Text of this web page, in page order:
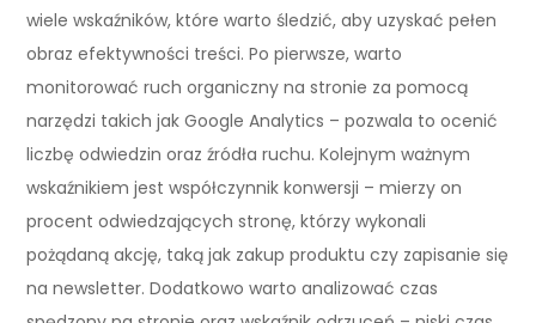
wiele wskaźników, które warto śledzić, aby uzyskać pełen
obraz efektywności treści. Po pierwsze, warto
monitorować ruch organiczny na stronie za pomocą
narzędzi takich jak Google Analytics – pozwala to ocenić
liczbę odwiedzin oraz źródła ruchu. Kolejnym ważnym
wskaźnikiem jest współczynnik konwersji – mierzy on
procent odwiedzających stronę, którzy wykonali
pożądaną akcję, taką jak zakup produktu czy zapisanie się
na newsletter. Dodatkowo warto analizować czas